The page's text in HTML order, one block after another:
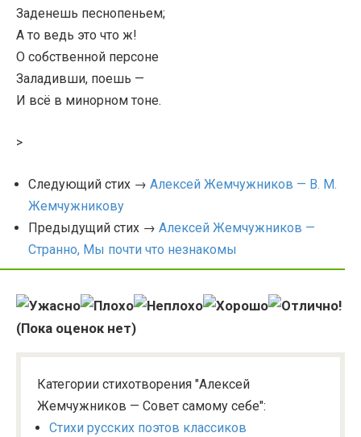
Заденешь песнопеньем;
А то ведь это что ж!
О собственной персоне
Заладивши, поешь —
И всё в минорном тоне.
>
Следующий стих → Алексей Жемчужников — В. М.
Жемчужникову
Предыдущий стих → Алексей Жемчужников —
Странно, Мы почти что незнакомы
(Пока оценок нет)
Категории стихотворения "Алексей
Жемчужников — Совет самому себе":
Стихи русских поэтов классиков